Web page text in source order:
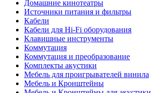
Домашние кинотеатры
Источники питания и фильтры
Кабели
Кабели для Hi-Fi оборудования
Клавишные инструменты
Коммутация
Коммутация и преобразование
Комплекты акустики
Мебель для проигрывателей винила
Мебель и Кронштейны